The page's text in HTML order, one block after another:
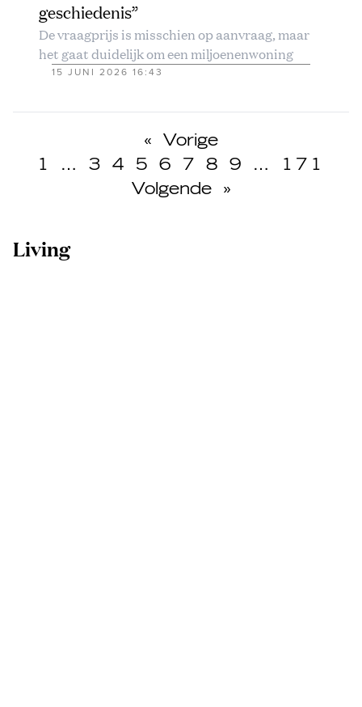
geschiedenis”
De vraagprijs is misschien op aanvraag, maar
het gaat duidelijk om een miljoenenwoning
15 JUNI 2026 16:43
«
Vorige
1
… 3 4 5 6 7 8 9 …
171
Volgende
»
Living